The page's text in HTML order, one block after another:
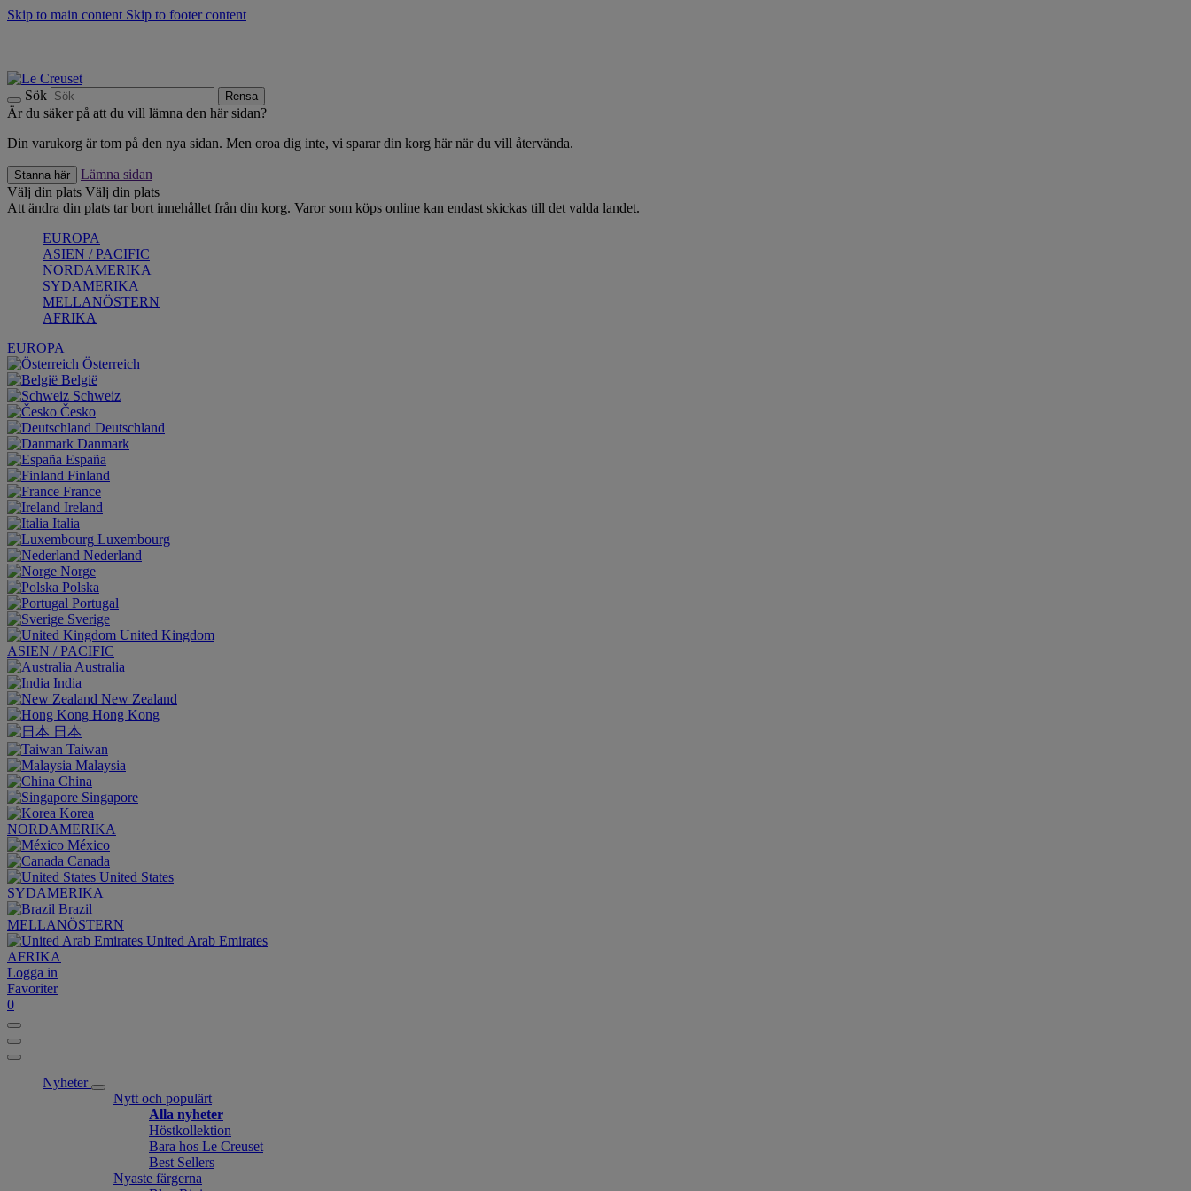
Skip to main content Skip to footer content
Sök Rensa
Är du säker på att du vill lämna den här sidan?
Din varukorg är tom på den nya sidan. Men oroa dig inte, vi sparar din korg här när du vill återvända.
Stanna här
Lämna sidan
Välj din plats Välj din plats
Att ändra din plats tar bort innehållet från din korg. Varor som köps online kan endast skickas till det valda landet.
EUROPA
ASIEN / PACIFIC
NORDAMERIKA
SYDAMERIKA
MELLANÖSTERN
AFRIKA
EUROPA
Österreich
België
Schweiz
Česko
Deutschland
Danmark
España
Finland
France
Ireland
Italia
Luxembourg
Nederland
Norge
Polska
Portugal
Sverige
United Kingdom
ASIEN / PACIFIC
Australia
India
New Zealand
Hong Kong
日本
Taiwan
Malaysia
China
Singapore
Korea
NORDAMERIKA
México
Canada
United States
SYDAMERIKA
Brazil
MELLANÖSTERN
United Arab Emirates
AFRIKA
Logga in
Favoriter
0
Nyheter
Nytt och populärt
Alla nyheter
Höstkollektion
Bara hos Le Creuset
Best Sellers
Nyaste färgerna